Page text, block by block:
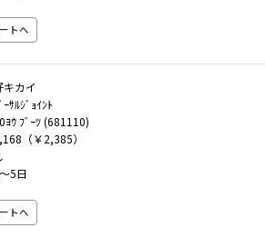
トへ
キカイ
ｰｻﾙｼﾞｮｲﾝﾄ
ﾖｳ ﾌﾞｰﾂ (681110)
（￥2,385）
5日
トへ